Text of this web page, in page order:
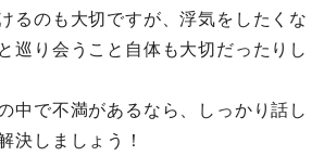
るのも大切ですが、浮気をしたくな
巡り会うこと自体も大切だったりし
中で不満があるなら、しっかり話し
決しましょう！